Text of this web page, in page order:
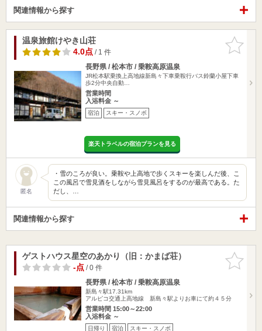
関連情報から探す
お気に入
りに追加
温泉旅館けやき山荘
4.0点/ 1 件
長野県 / 松本市 / 乗鞍高原温泉
JR松本駅乗換上高地線新島々下車乗鞍行バス鈴蘭小屋下車
歩2分中央自動…
営業時間
入浴料金 ～
宿泊 スキー・スノボ
楽天トラベルの宿泊プランを見る
匿名
・雪のころが良い。乗鞍や上高地で歩くスキーを楽しんだ後、こ
この風呂で雪見酒をしながら雪見風呂をするのが最高である。た
だし、…
関連情報から探す
お気に入
りに追加
ゲストハウス星空のあかり（旧：かまば荘）
-点/ 0 件
長野県 / 松本市 / 乗鞍高原温泉
新島々駅17.31km
アルピコ交通上高地線 新島々駅よりお車にて約４５分
営業時間 15:00～22:00
入浴料金 ～
日帰り 宿泊 スキー・スノボ